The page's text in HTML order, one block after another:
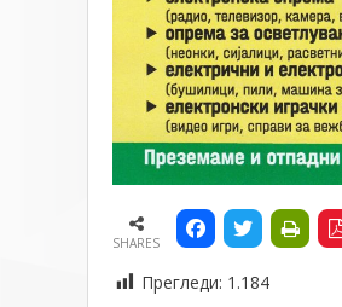
SHARES
Прегледи: 1.184